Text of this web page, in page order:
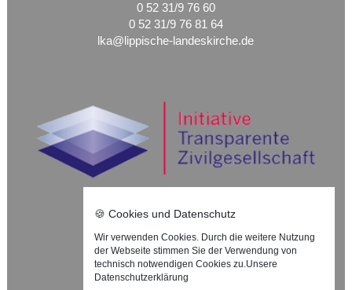
0 52 31/9 76 60
0 52 31/9 76 81 64
lka@lippische-landeskirche.de
Nach oben ⇪
Impressum
🍪 Cookies und Datenschutz
Wir verwenden Cookies. Durch die weitere Nutzung
der Webseite stimmen Sie der Verwendung von
technisch notwendigen Cookies zu. Unsere
Datenschutzerklärung